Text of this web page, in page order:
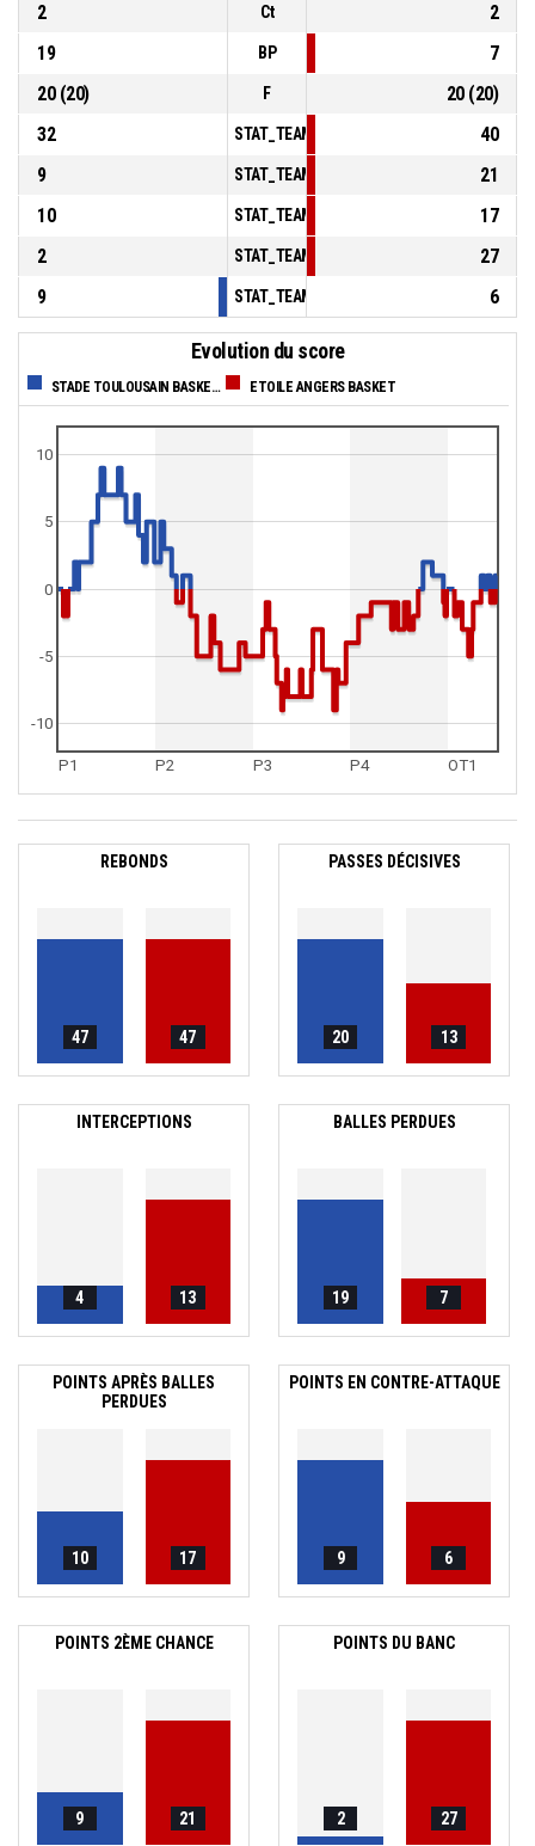
2
Ct
2
19
BP
7
20(20) F 20(20)
32
40
9
21
10
17
2
27
9
6
Evolution du score
STADE TOULOUSAIN BASKETBALL ETOILE ANGERS BASKET
P1 P2 P3 P4 OT1
0
5
10
-10
-5
REBONDS
47 47
PASSES DÉCISIVES
20 13
INTERCEPTIONS
4 13
BALLES PERDUES
19 7
POINTS APRÈS BALLES
PERDUES
10 17
POINTS EN CONTRE-ATTAQUE
9 6
POINTS 2ÈME CHANCE
9 21
POINTS DU BANC
2 27